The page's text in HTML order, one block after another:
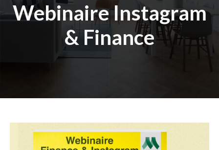
Webinaire Instagram
& Finance